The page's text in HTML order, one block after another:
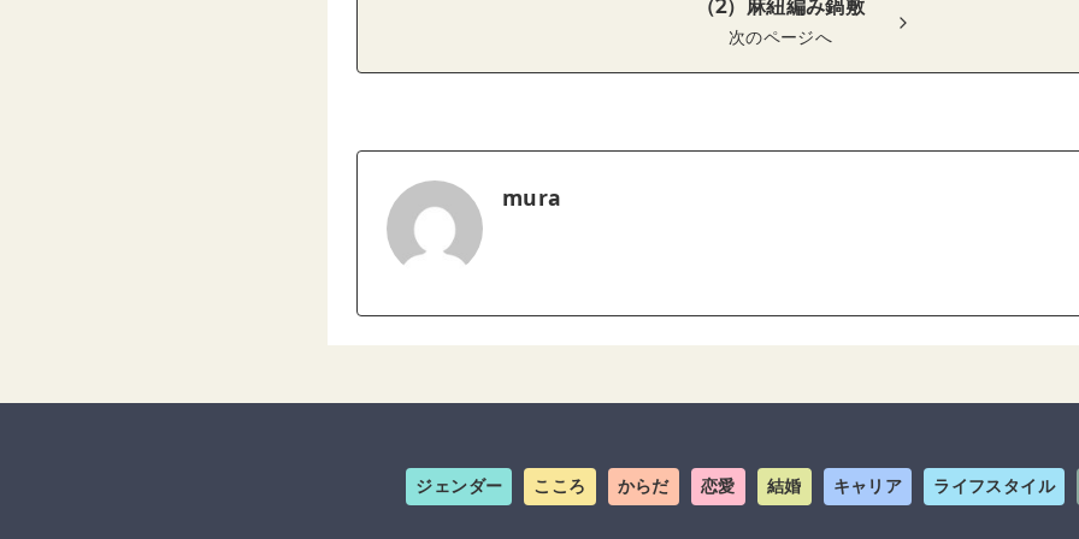
（2）麻紐編み鍋敷
次のページへ
mura
ジェンダー こころ からだ 恋愛 結婚 キャリア ライフスタイル